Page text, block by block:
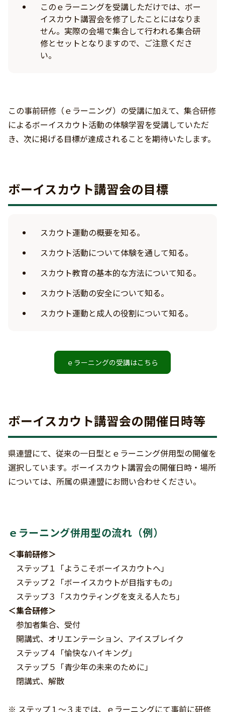
このｅラーニングを受講しただけでは、ボー
イスカウト講習会を修了したことにはなりま
せん。実際の会場で集合して行われる集合研
修とセットとなりますので、ご注意くださ
い。
この事前研修（ｅラーニング）の受講に加えて、集合研修
によるボーイスカウト活動の体験学習を受講していただ
き、次に掲げる目標が達成されることを期待いたします。
ボーイスカウト講習会の目標
スカウト運動の概要を知る。
スカウト活動について体験を通して知る。
スカウト教育の基本的な方法について知る。
スカウト活動の安全について知る。
スカウト運動と成人の役割について知る。
ｅラーニングの受講はこちら
ボーイスカウト講習会の開催日時等
県連盟にて、従来の一日型とｅラーニング併用型の開催を
選択しています。ボーイスカウト講習会の開催日時・場所
については、所属の県連盟にお問い合わせください。
ｅラーニング併用型の流れ（例）
＜事前研修＞
ステップ１「ようこそボーイスカウトへ」
ステップ２「ボーイスカウトが目指すもの」
ステップ３「スカウティングを支える人たち」
＜集合研修＞
参加者集合、受付
開講式、オリエンテーション、アイスブレイク
ステップ４「愉快なハイキング」
ステップ５「青少年の未来のために」
閉講式、解散
※ ステップ１～３までは、ｅラーニングにて事前に研修